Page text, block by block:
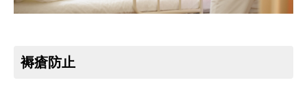
褥瘡防止